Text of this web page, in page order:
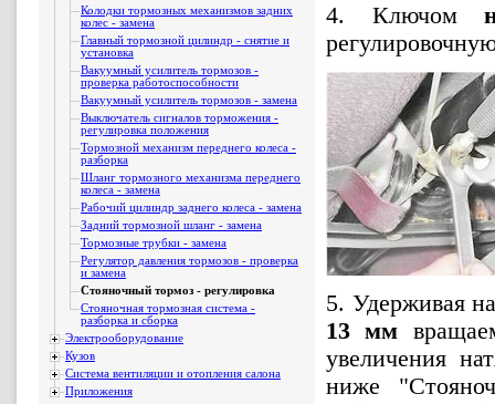
Колодки тормозных механизмов задних
колес - замена
Главный тормозной цилиндр - снятие и
установка
Вакуумный усилитель тормозов -
проверка работоспособности
Вакуумный усилитель тормозов - замена
Выключатель сигналов торможения -
регулировка положения
Тормозной механизм переднего колеса -
разборка
Шланг тормозного механизма переднего
колеса - замена
Рабочий цилиндр заднего колеса - замена
Задний тормозной шланг - замена
Тормозные трубки - замена
Регулятор давления тормозов - проверка
и замена
Стояночный тормоз - регулировка
Стояночная тормозная система -
разборка и сборка
Электрооборудование
Кузов
Система вентиляции и отопления салона
Приложения
4. Ключом
5. Удерживая
13 мм
увеличения
ниже